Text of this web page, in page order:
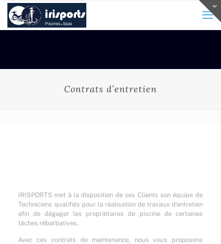
Contrats d’entretien
IRISPORTS met à la disposition de ses Clients son équipe de
Techniciens qualifiés pour la réalisation de travaux d’entretien
afin de dégager les propriétaires de piscine de certaines
tâches rébarbatives.
Avec ces contrats de maintenance, nous vous proposons